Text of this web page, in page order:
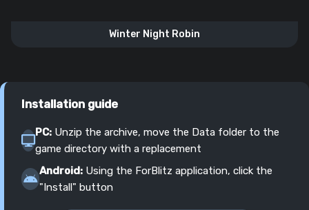
Winter Night Robin
Installation guide
PC: Unzip the archive, move the Data folder to the
game directory with a replacement
Android: Using the ForBlitz application, click the
"Install" button